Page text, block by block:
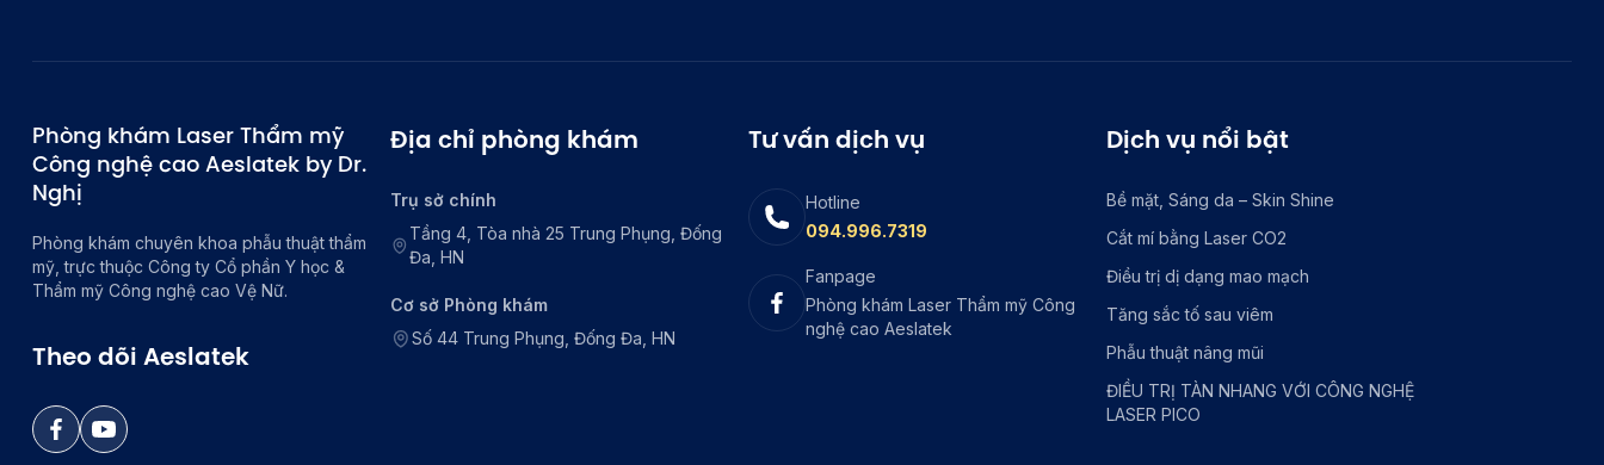
Phòng khám Laser Thẩm mỹ
Công nghệ cao Aeslatek by Dr.
Nghị
Phòng khám chuyên khoa phẫu thuật thẩm
mỹ, trực thuộc Công ty Cổ phần Y học &
Thẩm mỹ Công nghệ cao Vệ Nữ.
Theo dõi Aeslatek
Địa chỉ phòng khám
Trụ sở chính
Tầng 4, Tòa nhà 25 Trung Phụng, Đống
Đa, HN
Cơ sở Phòng khám
Số 44 Trung Phụng, Đống Đa, HN
Tư vấn dịch vụ
Hotline
094.996.7319
Fanpage
Phòng khám Laser Thẩm mỹ Công
nghệ cao Aeslatek
Dịch vụ nổi bật
Bề mặt, Sáng da – Skin Shine
Cắt mí bằng Laser CO2
Điều trị dị dạng mao mạch
Tăng sắc tố sau viêm
Phẫu thuật nâng mũi
ĐIỀU TRỊ TÀN NHANG VỚI CÔNG NGHỆ
LASER PICO